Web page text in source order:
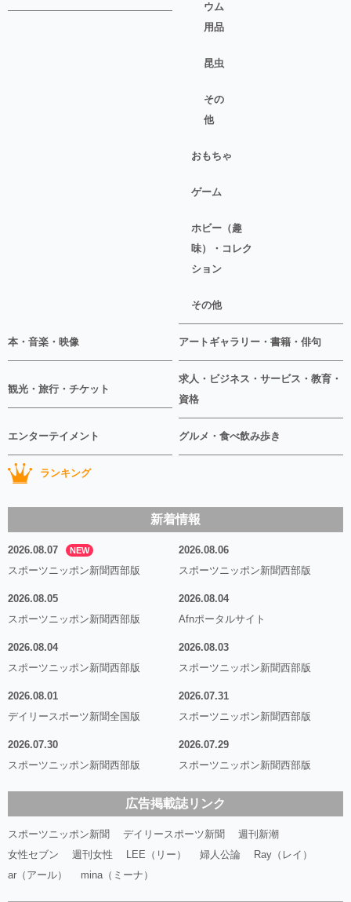
ウム
用品
昆虫
その
他
おもちゃ
ゲーム
ホビー（趣
味）・コレク
ション
その他
本・音楽・映像 アートギャラリー・書籍・俳句
観光・旅行・チケット
求人・ビジネス・サービス・教育・
資格
エンターテイメント グルメ・食べ飲み歩き
ランキング
新着情報
2026.08.07 NEW
スポーツニッポン新聞西部版
2026.08.06
スポーツニッポン新聞西部版
2026.08.05
スポーツニッポン新聞西部版
2026.08.04
Afnポータルサイト
2026.08.04
スポーツニッポン新聞西部版
2026.08.03
スポーツニッポン新聞西部版
2026.08.01
デイリースポーツ新聞全国版
2026.07.31
スポーツニッポン新聞西部版
2026.07.30
スポーツニッポン新聞西部版
2026.07.29
スポーツニッポン新聞西部版
広告掲載誌リンク
スポーツニッポン新聞 デイリースポーツ新聞
週刊新潮
女性セブン
週刊女性 LEE（リー） 婦人公論
Ray（レイ）
ar（アール）
mina（ミーナ）